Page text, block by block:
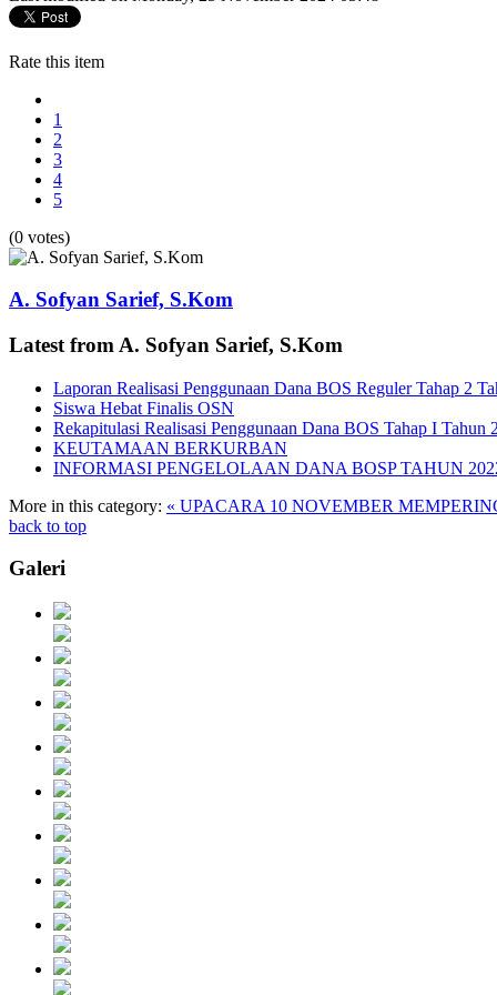
Rate this item
1
2
3
4
5
(0 votes)
A. Sofyan Sarief, S.Kom
Latest from A. Sofyan Sarief, S.Kom
Laporan Realisasi Penggunaan Dana BOS Reguler Tahap 2
Siswa Hebat Finalis OSN
Rekapitulasi Realisasi Penggunaan Dana BOS Tahap I Tahun
KEUTAMAAN BERKURBAN
INFORMASI PENGELOLAAN DANA BOSP TAHUN
More in this category: « UPACARA 10 NOVEMBER
back to top
Galeri